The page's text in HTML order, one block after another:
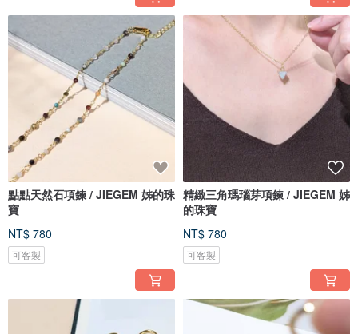
點點天然石項鍊 / JIEGEM 姊的珠
寶
NT$ 780
可客製
精緻三角瑪瑙芽項鍊 / JIEGEM 姊
的珠寶
NT$ 780
可客製